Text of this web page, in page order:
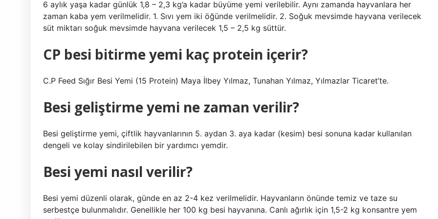
6 aylık yaşa kadar günlük 1,8 – 2,3 kg’a kadar büyüme yemi verilebilir. Aynı zamanda hayvanlara her
zaman kaba yem verilmelidir. 1. Sıvı yem iki öğünde verilmelidir. 2. Soğuk mevsimde hayvana verilecek
süt miktarı soğuk mevsimde hayvana verilecek 1,5 – 2,5 kg süttür.
CP besi bitirme yemi kaç protein içerir?
C.P Feed Sığır Besi Yemi (15 Protein) Maya İlbey Yılmaz, Tunahan Yılmaz, Yılmazlar Ticaret’te.
Besi geliştirme yemi ne zaman verilir?
Besi geliştirme yemi, çiftlik hayvanlarının 5. aydan 3. aya kadar (kesim) besi sonuna kadar kullanılan
dengeli ve kolay sindirilebilen bir yardımcı yemdir.
Besi yemi nasıl verilir?
Besi yemi düzenli olarak, günde en az 2-4 kez verilmelidir. Hayvanların önünde temiz ve taze su
serbestçe bulunmalıdır. Genellikle her 100 kg besi hayvanına. Canlı ağırlık için 1,5-2 kg konsantre yem